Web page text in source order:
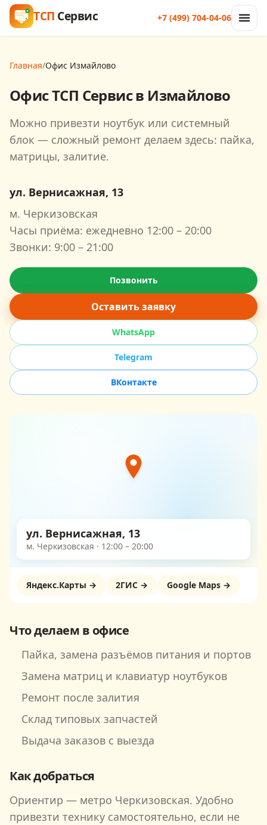
ТСП Сервис +7 (499) 704-04-06
Главная/Офис Измайлово
Офис ТСП Сервис в Измайлово
Можно привезти ноутбук или системный
блок — сложный ремонт делаем здесь: пайка,
матрицы, залитие.
ул. Вернисажная, 13
м. Черкизовская
Часы приёма: ежедневно 12:00 – 20:00
Звонки: 9:00 – 21:00
Позвонить
Оставить заявку
WhatsApp
Telegram
ВКонтакте
ул. Вернисажная, 13
м. Черкизовская · 12:00 – 20:00
Яндекс.Карты → 2ГИС → Google Maps →
Что делаем в офисе
Пайка, замена разъёмов питания и портов
Замена матриц и клавиатур ноутбуков
Ремонт после залития
Склад типовых запчастей
Выдача заказов с выезда
Как добраться
Ориентир — метро Черкизовская. Удобно
привезти технику самостоятельно, если не